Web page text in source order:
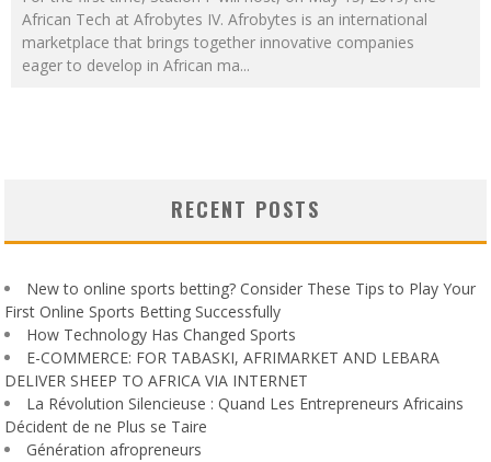
African Tech at Afrobytes IV. Afrobytes is an international
marketplace that brings together innovative companies
eager to develop in African ma...
RECENT POSTS
New to online sports betting? Consider These Tips to Play Your
First Online Sports Betting Successfully
How Technology Has Changed Sports
E-COMMERCE: FOR TABASKI, AFRIMARKET AND LEBARA
DELIVER SHEEP TO AFRICA VIA INTERNET
La Révolution Silencieuse : Quand Les Entrepreneurs Africains
Décident de ne Plus se Taire
Génération afropreneurs